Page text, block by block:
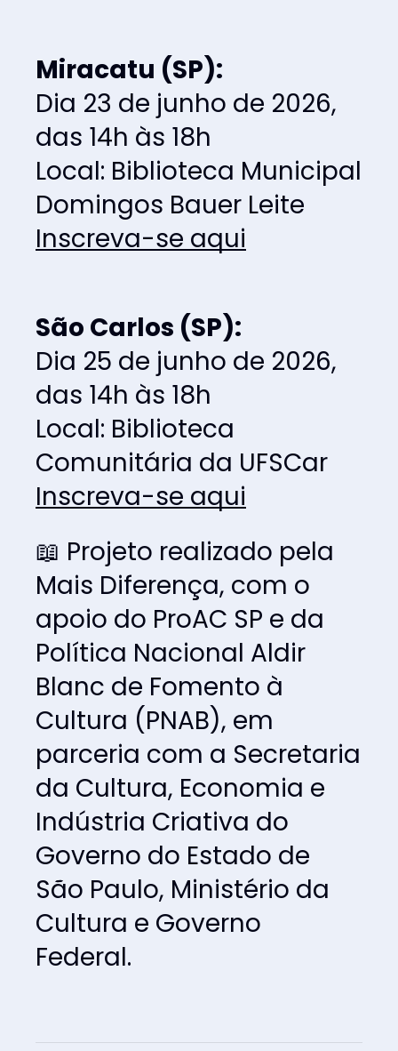
Miracatu (SP):
Dia 23 de junho de 2026,
das 14h às 18h
Local: Biblioteca Municipal
Domingos Bauer Leite
Inscreva-se aqui
São Carlos (SP):
Dia 25 de junho de 2026,
das 14h às 18h
Local: Biblioteca
Comunitária da UFSCar
Inscreva-se aqui
📖 Projeto realizado pela
Mais Diferença, com o
apoio do ProAC SP e da
Política Nacional Aldir
Blanc de Fomento à
Cultura (PNAB), em
parceria com a Secretaria
da Cultura, Economia e
Indústria Criativa do
Governo do Estado de
São Paulo, Ministério da
Cultura e Governo
Federal.